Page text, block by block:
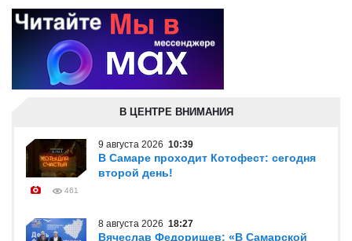
В ЦЕНТРЕ ВНИМАНИЯ
9 августа 2026 10:39
В Самаре проходит Котофест: сегодня
второй день!
461
8 августа 2026 18:27
Вячеслав Федорищев: «В Самарской